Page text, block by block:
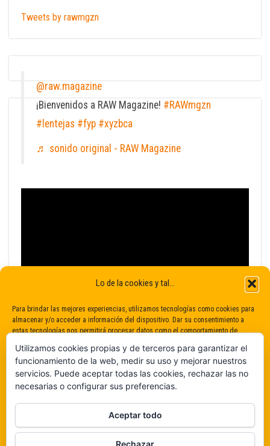
Lo de la cookies y tal...
Para brindar las mejores experiencias, utilizamos tecnologías como cookies para
almacenar y/o acceder a información del dispositivo. Dar su consentimiento a
estas tecnologías nos permitirá procesar datos como el comportamiento de
consentimiento puede afectar negativamente a determinadas características y
funciones.
De ninguna manera
Tweets by rawmgzn
@raw.magazine
¡Bienvenidos a RAW Magazine! #RAWmgzn
#lentejas #fyp #xyzbca
♬ sonido original - RAW Magazine
Utilizamos cookies propias y de terceros para garantizar el
funcionamiento de la web, medir su uso y mejorar nuestros
servicios. Puede aceptar todas las cookies, rechazar las no
necesarias o configurar sus preferencias.
Aceptar todo
Rechazar